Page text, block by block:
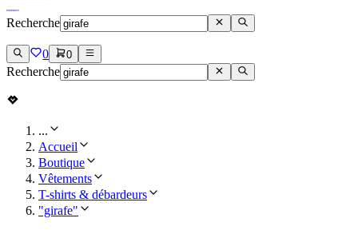
Recherche
0 0
Recherche
...
Accueil
Boutique
Vêtements
T-shirts & débardeurs
"girafe"